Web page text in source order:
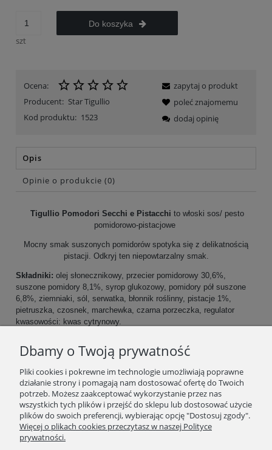
szt
Do koszyka
Ocena:
Producent: Star Tigullio
Kod produktu: 1523
zapytaj o produkt
poleć znajomemu
dodaj opinię
Opis
Opinie o produkcie (0)
Tigullio Pomodori Secchi e Pistacchi to włoski sos/ pesto
pomidorowo-pistacjowe
Mocny smak suszonych pomidorów spotyka się z delikatnością
pistacji. Odkryj ten niepowtarzalny smak.
Składniki: olej słonecznikowy, przecier pomidorowy 30,6%,
suszone pomidory 8,1%, syrop glukozowy, pomidory pół suszone
6,8%, ziemniaki, sól, serwatka, błonnik roślinny, pistacje 1%,
pietruszka, czosnek, marchewka, czarna porzeczka, regulator
kwasowości: kwas cytrynowy.
się ze smakiem pistacji. Odkryj tę smaczną nowość, aby nadać
Słoik 185g
SKLEP
Dbamy o Twoją prywatność
Pliki cookies i pokrewne im technologie umożliwiają poprawne
działanie strony i pomagają nam dostosować ofertę do Twoich
potrzeb. Możesz zaakceptować wykorzystanie przez nas
wszystkich tych plików i przejść do sklepu lub dostosować użycie
plików do swoich preferencji, wybierając opcję "Dostosuj zgody".
Więcej o plikach cookies przeczytasz w naszej Polityce
prywatności.